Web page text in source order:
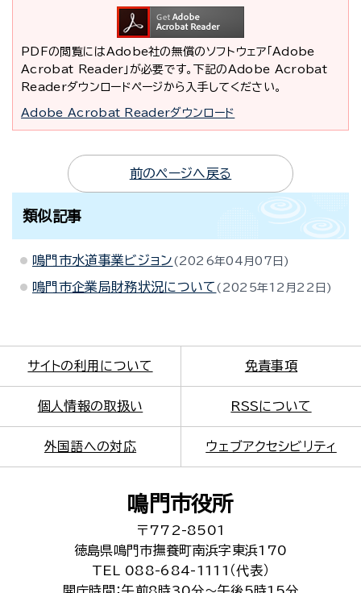
PDFの閲覧にはAdobe社の無償のソフトウェア「Adobe
Acrobat Reader」が必要です。下記のAdobe Acrobat
Readerダウンロードページから入手してください。
Adobe Acrobat Readerダウンロード
前のページへ戻る
類似記事
鳴門市水道事業ビジョン 2026年04月07日
鳴門市企業局財務状況について 2025年12月22日
サイトの利用について 免責事項
個人情報の取扱い RSSについて
外国語への対応 ウェブアクセシビリティ
鳴門市役所
〒772-8501
徳島県鳴門市撫養町南浜字東浜170
TEL 088-684-1111（代表）